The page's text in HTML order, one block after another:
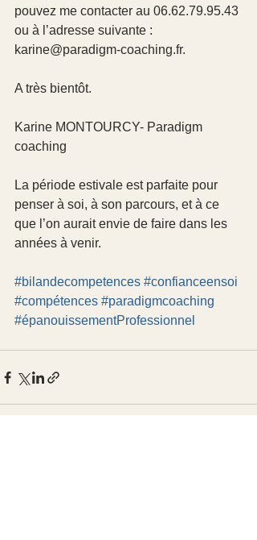
pouvez me contacter au 06.62.79.95.43
ou à l’adresse suivante :
karine@paradigm-coaching.fr.
A très bientôt.
Karine MONTOURCY- Paradigm
coaching
La période estivale est parfaite pour
penser à soi, à son parcours, et à ce
que l’on aurait envie de faire dans les
années à venir.
#bilandecompetences #confianceensoi
#compétences #paradigmcoaching
#épanouissementProfessionnel